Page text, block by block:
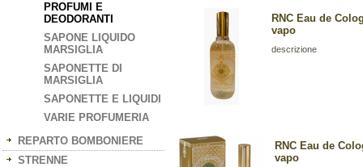
PROFUMI E
DEODORANTI
SAPONE LIQUIDO
MARSIGLIA
SAPONETTE DI
MARSIGLIA
SAPONETTE E LIQUIDI
VARIE PROFUMERIA
REPARTO BOMBONIERE
STRENNE
RNC Eau de
vapo
descrizione
RNC Eau de
vapo